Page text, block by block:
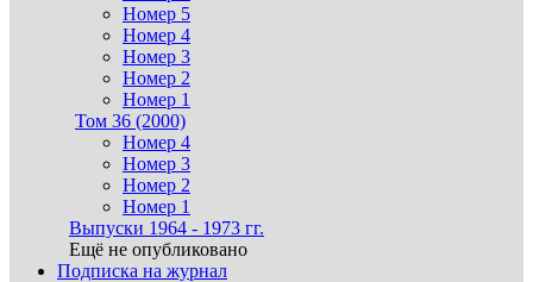
Номер 5
Номер 4
Номер 3
Номер 2
Номер 1
Том 36 (2000)
Номер 4
Номер 3
Номер 2
Номер 1
Выпуски 1964 - 1973 гг.
Ещё не опубликовано
Подписка на журнал